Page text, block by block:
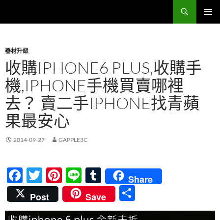
內
容
器材升級
收購IPHONE6 PLUS,收購手
機,IPHONE手機買賣哪裡
去？ 賣二手IPHONE找青蘋
果最安心
2014-09-27 GAPPLE3C
F
ac
e
T
w
itt
Pi
nt
er
Li
n
e
T
u
m
Share
Post
Save
享